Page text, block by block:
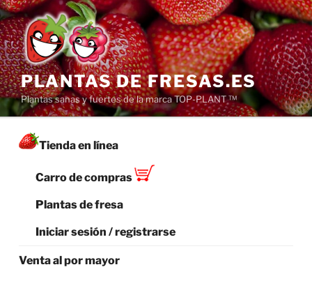
Saltar
al
contenido
PLANTAS DE FRESAS.ES
Plantas sanas y fuertes de la marca TOP-PLANT ™
Tienda en línea
Carro de compras
Plantas de fresa
Iniciar sesión / registrarse
Venta al por mayor